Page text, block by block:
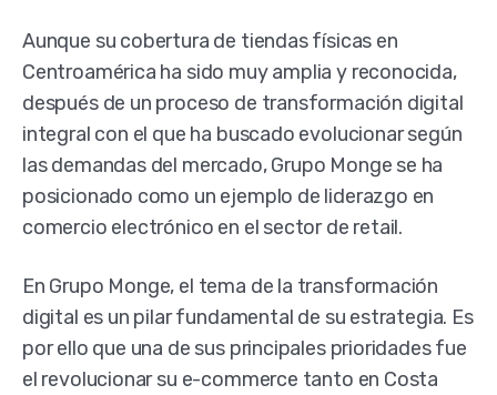
Aunque su cobertura de tiendas físicas en
Centroamérica ha sido muy amplia y reconocida,
después de un proceso de transformación digital
integral con el que ha buscado evolucionar según
las demandas del mercado, Grupo Monge se ha
posicionado como un ejemplo de liderazgo en
comercio electrónico en el sector de retail.
En Grupo Monge, el tema de la transformación
digital es un pilar fundamental de su estrategia. Es
por ello que una de sus principales prioridades fue
el revolucionar su e-commerce tanto en Costa